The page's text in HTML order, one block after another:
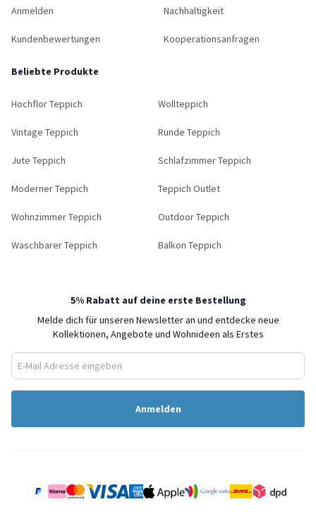
Anmelden
Kundenbewertungen
Nachhaltigkeit
Kooperationsanfragen
Beliebte Produkte
Hochflor Teppich Wollteppich
Vintage Teppich Runde Teppich
Jute Teppich Schlafzimmer Teppich
Moderner Teppich Teppich Outlet
Wohnzimmer Teppich Outdoor Teppich
Waschbarer Teppich Balkon Teppich
5% Rabatt auf deine erste Bestellung
Melde dich für unseren Newsletter an und entdecke neue
Kollektionen, Angebote und Wohnideen als Erstes
Anmelden